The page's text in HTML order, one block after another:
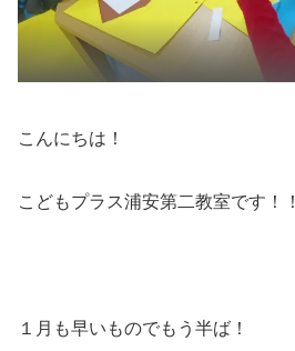
こんにちは！
こどもプラス浦安第二教室です！！
１月も早いものでもう半ば！